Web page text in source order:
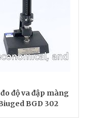
độ va đập màng
BGD 302